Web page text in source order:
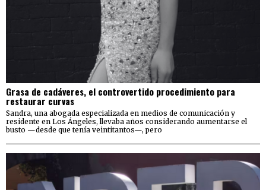
Grasa de cadáveres, el controvertido procedimiento para
restaurar curvas
Sandra, una abogada especializada en medios de comunicación y
residente en Los Ángeles, llevaba años considerando aumentarse el
busto —desde que tenía veintitantos—, pero